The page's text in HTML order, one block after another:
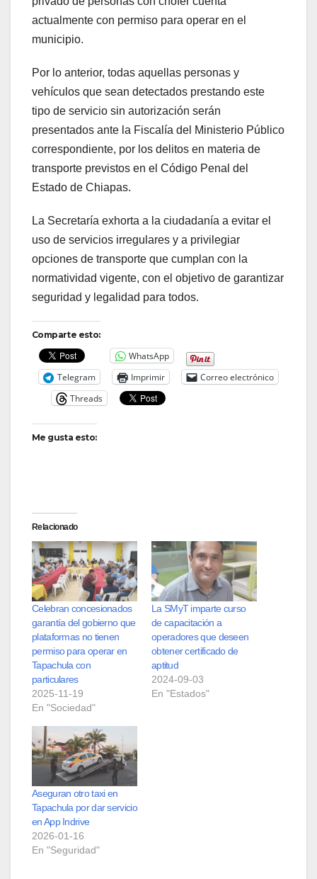
actualmente con permiso para operar en el
municipio.
Por lo anterior, todas aquellas personas y
vehículos que sean detectados prestando este
tipo de servicio sin autorización serán
presentados ante la Fiscalía del Ministerio Público
correspondiente, por los delitos en materia de
transporte previstos en el Código Penal del
Estado de Chiapas.
La Secretaría exhorta a la ciudadanía a evitar el
uso de servicios irregulares y a privilegiar
opciones de transporte que cumplan con la
normatividad vigente, con el objetivo de garantizar
seguridad y legalidad para todos.
Comparte esto:
WhatsApp
Telegram
Imprimir
Correo electrónico
Threads
Me gusta esto:
Relacionado
Celebran concesionados
garantía del gobierno que
plataformas no tienen
permiso para operar en
Tapachula con
particulares
2025-11-19
En "Sociedad"
La SMyT imparte curso
de capacitación a
operadores que deseen
obtener certificado de
aptitud
2024-09-03
En "Estados"
Aseguran otro taxi en
Tapachula por dar servicio
en App Indrive
2026-01-16
En "Seguridad"